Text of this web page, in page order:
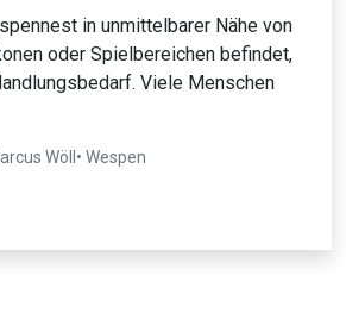
in unmittelbarer Nähe von
oder Spielbereichen befindet,
Viele Menschen
Wöll • Wespen